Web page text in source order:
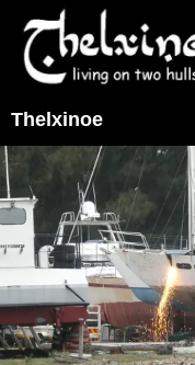
Thelxinoe
INHALT
SPRINGEN